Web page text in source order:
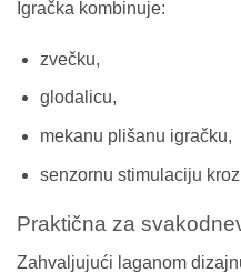
Igračka kombinuje:
zvečku,
glodalicu,
mekanu plišanu igračku,
senzornu stimulaciju
Praktična za
Zahvaljujući laganom